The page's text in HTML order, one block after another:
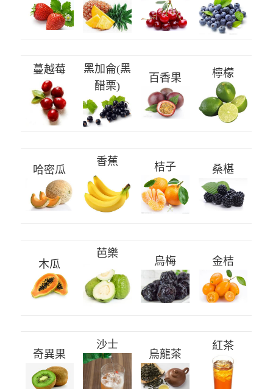
蔓越莓
黑加侖(黑
醋栗)
百香果 檸檬
哈密瓜
香蕉 桔子 桑椹
木瓜
芭樂
烏梅 金桔
奇異果
沙士
烏龍茶
紅茶